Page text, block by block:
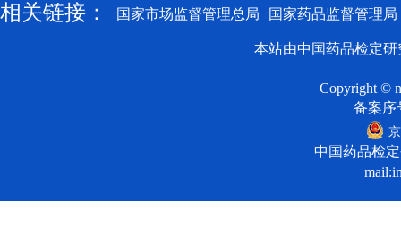
相关链接： 国家市场监督管理总局 国家药品监督管理局
本站由中国药品检定
Copyright ©
备案序
中国药品检